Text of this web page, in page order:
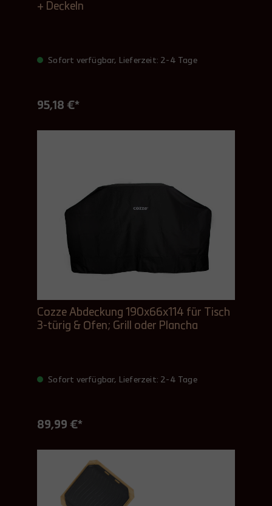
+ Deckeln
Sofort verfügbar, Lieferzeit: 2-4 Tage
95,18 €*
Cozze Abdeckung 190x66x114 für Tisch
3-türig & Ofen; Grill oder Plancha
Sofort verfügbar, Lieferzeit: 2-4 Tage
89,99 €*